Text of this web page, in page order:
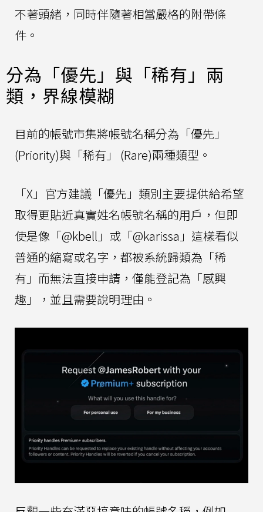
不著頭緒，同時伴隨著相當嚴格的附帶條
件。
分為「優先」與「稀有」兩
類，界線模糊
目前的帳號市集將帳號名稱分為「優先」
(Priority)與「稀有」 (Rare)兩種類型。
「X」官方建議「優先」類別主要提供給希望
取得更貼近真實姓名帳號名稱的用戶，但即
使是像「@kbell」或「@karissa」這樣看似
普通的縮寫或名字，都被系統歸類為「稀
有」而無法直接申請，僅能登記為「感興
趣」，並且需要說明理由。